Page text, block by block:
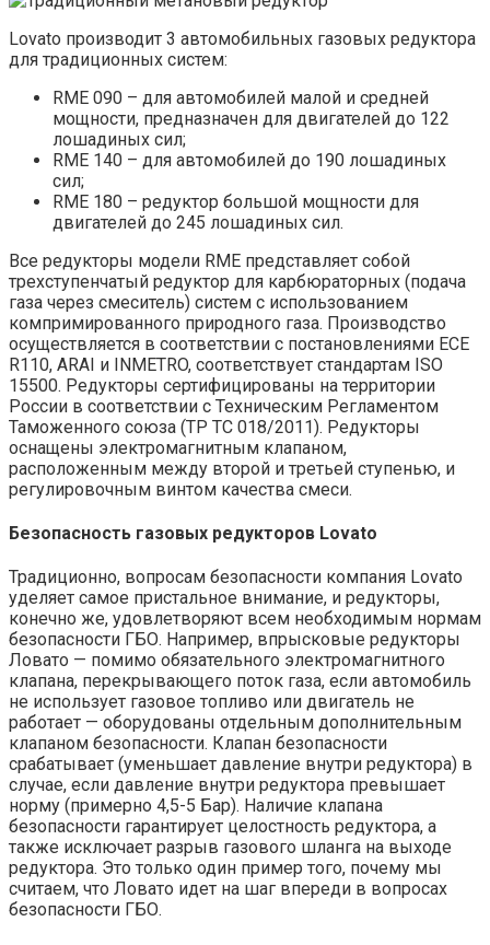
Lovato производит 3 автомобильных газовых редуктора
для традиционных систем:
RME 090 – для автомобилей малой и средней
мощности, предназначен для двигателей до 122
лошадиных сил;
RME 140 – для автомобилей до 190 лошадиных
сил;
RME 180 – редуктор большой мощности для
двигателей до 245 лошадиных сил.
Все редукторы модели RME представляет собой
трехступенчатый редуктор для карбюраторных (подача
газа через смеситель) систем с использованием
компримированного природного газа. Производство
осуществляется в соответствии с постановлениями ECE
R110, ARAI и INMETRO, соответствует стандартам ISO
15500. Редукторы сертифицированы на территории
России в соответствии с Техническим Регламентом
Таможенного союза (ТР ТС 018/2011). Редукторы
оснащены электромагнитным клапаном,
расположенным между второй и третьей ступенью, и
регулировочным винтом качества смеси.
Безопасность газовых редукторов Lovato
Традиционно, вопросам безопасности компания Lovato
уделяет самое пристальное внимание, и редукторы,
конечно же, удовлетворяют всем необходимым нормам
безопасности ГБО. Например, впрысковые редукторы
Ловато — помимо обязательного электромагнитного
клапана, перекрывающего поток газа, если автомобиль
не использует газовое топливо или двигатель не
работает — оборудованы отдельным дополнительным
клапаном безопасности. Клапан безопасности
срабатывает (уменьшает давление внутри редуктора) в
случае, если давление внутри редуктора превышает
норму (примерно 4,5-5 Бар). Наличие клапана
безопасности гарантирует целостность редуктора, а
также исключает разрыв газового шланга на выходе
редуктора. Это только один пример того, почему мы
считаем, что Ловато идет на шаг впереди в вопросах
безопасности ГБО.